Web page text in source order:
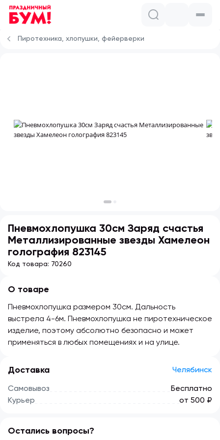
Пиротехника, хлопушки, фейерверки
Пневмохлопушка 30см Заряд счастья
Металлизированные звезды Хамелеон
голография 823145
Код товара: 70260
О товаре
Пневмохлопушка размером 30см. Дальность
выстрела 4-6м. Пневмохлопушка не пиротехническое
изделие, поэтому абсолютно безопасно и может
применяться в любых помещениях и на улице.
Доставка Челябинск
Самовывоз
Бесплатно
Курьер
от 500 ₽
Остались вопросы?